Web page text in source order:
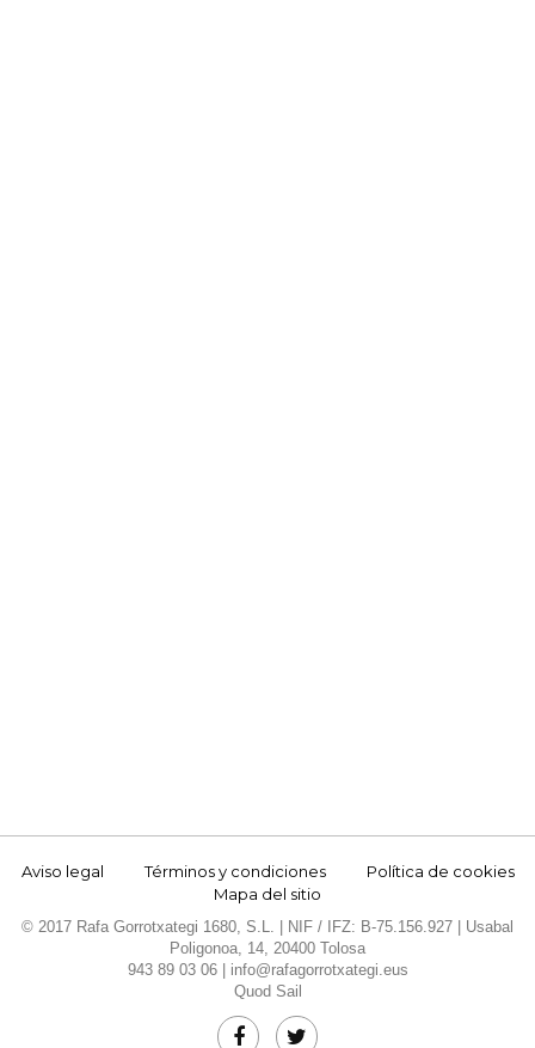
Aviso legal Términos y condiciones
Política de cookies
Mapa del sitio
© 2017 Rafa Gorrotxategi 1680, S.L. | NIF / IFZ: B-75.156.927 | Usabal
Poligonoa, 14, 20400 Tolosa
943 89 03 06 | info@rafagorrotxategi.eus
Quod Sail